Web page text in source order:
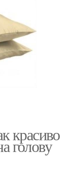
красиво
голову